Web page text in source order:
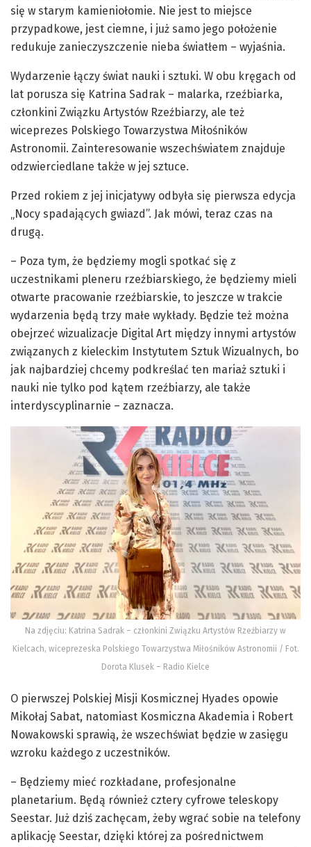
się w starym kamieniołomie. Nie jest to miejsce
przypadkowe, jest ciemne, i już samo jego położenie
redukuje zanieczyszczenie nieba światłem – wyjaśnia.
Wydarzenie łączy świat nauki i sztuki. W obu kręgach od
lat porusza się Katrina Sadrak – malarka, rzeźbiarka,
członkini Związku Artystów Rzeźbiarzy, ale też
wiceprezes Polskiego Towarzystwa Miłośników
Astronomii. Zainteresowanie wszechświatem znajduje
odzwierciedlane także w jej sztuce.
Przed rokiem z jej inicjatywy odbyła się pierwsza edycja
„Nocy spadających gwiazd”. Jak mówi, teraz czas na
drugą.
– Poza tym, że będziemy mogli spotkać się z
uczestnikami pleneru rzeźbiarskiego, że będziemy mieli
otwarte pracowanie rzeźbiarskie, to jeszcze w trakcie
wydarzenia będą trzy małe wykłady. Będzie też można
obejrzeć wizualizacje Digital Art między innymi artystów
związanych z kieleckim Instytutem Sztuk Wizualnych, bo
jak najbardziej chcemy podkreślać ten mariaż sztuki i
nauki nie tylko pod kątem rzeźbiarzy, ale także
interdyscyplinarnie – zaznacza.
Na zdjęciu: Katrina Sadrak – członkini Związku Artystów Rzeźbiarzy w
Kielcach, wiceprezeska Polskiego Towarzystwa Miłośników Astronomii / Fot.
Dorota Klusek – Radio Kielce
O pierwszej Polskiej Misji Kosmicznej Hyades opowie
Mikołaj Sabat, natomiast Kosmiczna Akademia i Robert
Nowakowski sprawią, że wszechświat będzie w zasięgu
wzroku każdego z uczestników.
– Będziemy mieć rozkładane, profesjonalne
planetarium. Będą również cztery cyfrowe teleskopy
Seestar. Już dziś zachęcam, żeby wgrać sobie na telefony
aplikację Seestar, dzięki której za pośrednictwem